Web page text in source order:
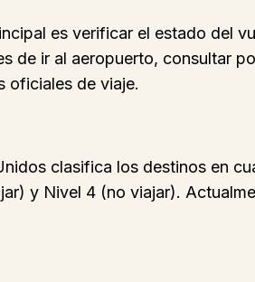
es verificar el estado del
de ir al aeropuerto, consultar
oficiales de viaje.
clasifica los destinos en
y Nivel 4 (no viajar).